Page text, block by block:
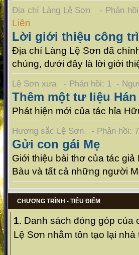
Địa chí Làng Lệ Sơn - Phản
Liên
Lời giới thiệu công
Địa chí Làng Lệ Sơn đã
chúng, dưới đây là lời giới
Lệ Sơn xưa - Phản hồi: 1 -
Thêm một tư liệu
Phát hiện mới của tác hỉa
Hương sắc Lệ Sơn - Phản hồi:
Gửi con gái Mẹ
Giới thiệu bài thơ của tác
Bàu và tất cả những người
CHƯƠNG TRÌNH - TIÊU ĐIỂM
1. Danh sách đóng góp của
Lệ Sơn nhằm tôn tạo lại nhà